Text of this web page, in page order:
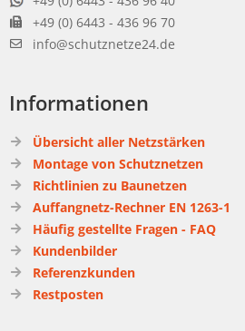
+49 (0) 6443 - 436 96 70
info@schutznetze24.de
Informationen
Übersicht aller Netzstärken
Montage von Schutznetzen
Richtlinien zu Baunetzen
Auffangnetz-Rechner EN 1263-1
Häufig gestellte Fragen - FAQ
Kundenbilder
Referenzkunden
Restposten